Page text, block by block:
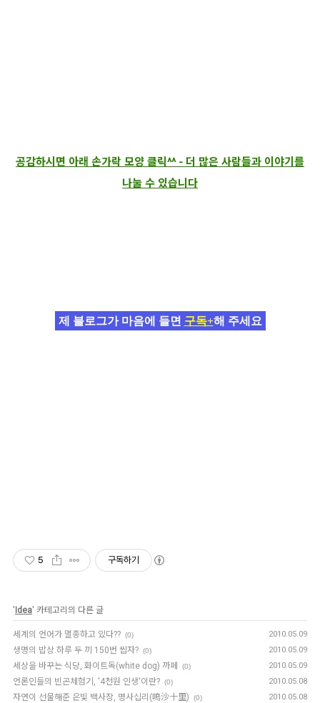
공감하시면 아래 손가락 모양 클릭^^ - 더 많은 사람들과 이야기를
나눌 수 있습니다
제 블로그가 마음에 들면 구독+해 주세요
5 구독하기
' Idea' 카테고리의 다른 글
세계의 언어가 멸종하고 있다?? (0) 2010.05.09
생명의 밥상.하루 두 끼 150번 씹자? (0) 2010.05.09
세상을 바꾸는 식당, 화이트독(white dog) 까페 (0) 2010.05.09
언론인들의 빈곤체험기, '4천원 인생'이란? (0) 2010.05.08
자연이 선물해준 은빛 백사장, 명사십리(鳴沙十里) (0) 2010.05.08